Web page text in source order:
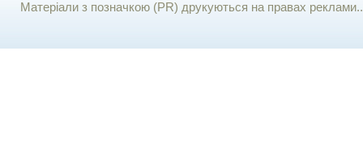
Матеріали з позначкою (PR) друкуються на правах реклами..